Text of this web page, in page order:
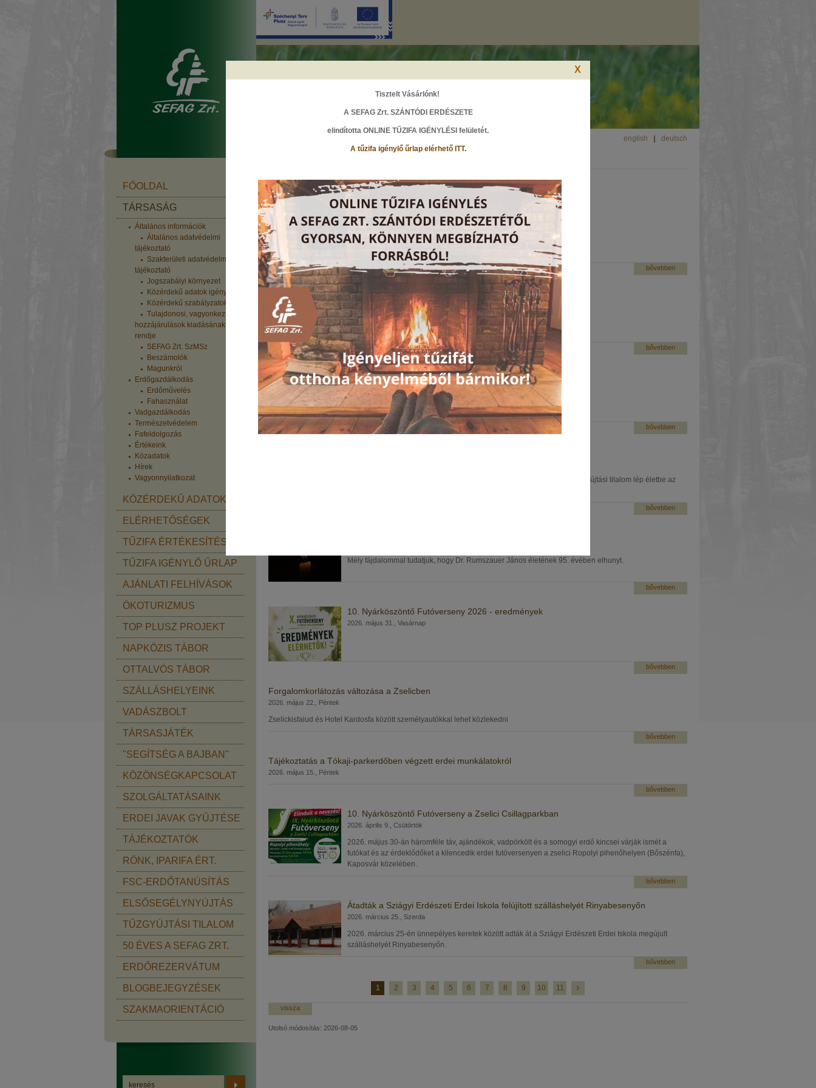
FŐOLDAL
TÁRSASÁG
Általános információk
Általános adatvédelmi
tájékoztató
Szakterületi adatvédelmi
tájékoztató
Jogszabályi környezet
Közérdekű adatok igénylése
Közérdekű szabályzatok
Tulajdonosi, vagyonkezelői
hozzájárulások kiadásának
rendje
SEFAG Zrt. SzMSz
Beszámolók
Magunkról
Erdőgazdálkodás
Erdőművelés
Fahasználat
Vadgazdálkodás
Természetvédelem
Fafeldolgozás
Értékeink
Közadatok
Hírek
Vagyonnyilatkozat
KÖZÉRDEKŰ ADATOK
ELÉRHETŐSÉGEK
TŰZIFA ÉRTÉKESÍTÉS
TŰZIFA IGÉNYLŐ ŰRLAP
AJÁNLATI FELHÍVÁSOK
ÖKOTURIZMUS
TOP PLUSZ PROJEKT
NAPKÖZIS TÁBOR
OTTALVÓS TÁBOR
SZÁLLÁSHELYEINK
VADÁSZBOLT
TÁRSASJÁTÉK
"SEGÍTSÉG A BAJBAN"
KÖZÖNSÉGKAPCSOLAT
SZOLGÁLTATÁSAINK
ERDEI JAVAK GYŰJTÉSE
TÁJÉKOZTATÓK
RÖNK, IPARIFA ÉRT.
FSC-ERDŐTANÚSÍTÁS
ELSŐSEGÉLYNYÚJTÁS
TŰZGYÚJTÁSI TILALOM
50 ÉVES A SEFAG ZRT.
ERDŐREZERVÁTUM
BLOGBEJEGYZÉSEK
SZAKMAORIENTÁCIÓ
english deutsch
főoldal társaság hírek
Munkatársat keresünk
2026. augusztus 4., Kedd
A SEFAG Zrt. Központja pénzügyi ügyintéző munkatársat keres
bővebben
SEFAG Zrt. pénztárai zárva tartanak 2026. augusztus 8-án!
2026. augusztus 4., Kedd
bővebben
Ajánlattételi felhívás - földalatti gombák gyűjtése - 2026 (2)
2026. július 20., Hétfő
bővebben
Felhívjuk az erdőjárók figyelmét, hogy 2026. június 25-től ismételten tűzgyújtási tilalom lép életbe az
bővebben
Mély fájdalommal tudatjuk, hogy Dr. Rumszauer János életének 95. évében elhunyt.
bővebben
10. Nyárköszöntő Futóverseny 2026 - eredmények
2026. május 31., Vasárnap
bővebben
Forgalomkorlátozás változása a Zselicben
2026. május 22., Péntek
Zselickisfalud és Hotel Kardosfa között személyautókkal lehet közlekedni
bővebben
Tájékoztatás a Tókaji-parkerdőben végzett erdei munkálatokról
2026. május 15., Péntek
bővebben
10. Nyárköszöntő Futóverseny a Zselici Csillagparkban
2026. április 9., Csütörtök
2026. május 30-án háromféle táv, ajándékok, vadpörkölt és a somogyi erdő kincsei várják ismét a
futókat és az érdeklődőket a kilencedik erdei futóversenyen a zselici Ropolyi pihenőhelyen (Bőszénfa),
Kaposvár közelében.
bővebben
Átadták a Sziágyi Erdészeti Erdei Iskola felújított szálláshelyét Rinyabesenyőn
2026. március 25., Szerda
2026. március 25-én ünnepélyes keretek között adták át a Sziágyi Erdészeti Erdei Iskola megújult
szálláshelyét Rinyabesenyőn.
bővebben
1 2 3 4 5 6 7 8 9 10 11
vissza
Utolsó módosítás: 2026-08-05
X
Tisztelt Vásárlónk!
A SEFAG Zrt. SZÁNTÓDI ERDÉSZETE
elindította ONLINE TŰZIFA IGÉNYLÉSI felületét.
A tűzifa igénylő űrlap elérhető ITT.